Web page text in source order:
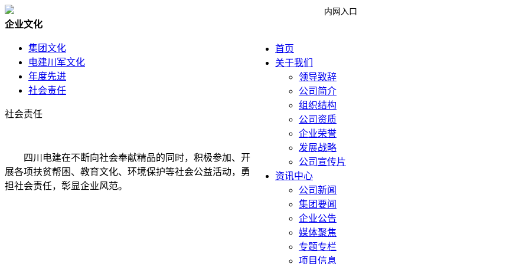
内网入口
首页
关于我们
领导致辞
公司简介
组织结构
公司资质
企业荣誉
发展战略
公司宣传片
资讯中心
公司新闻
集团要闻
企业公告
媒体聚焦
专题专栏
项目信息
企业文化
集团文化
电建川军文化
年度先进
社会责任
社会责任
四川电建在不断向社会奉献精品的同时，积极参加、开
展各项扶贫帮困、教育文化、环境保护等社会公益活动，勇
担社会责任，彰显企业风范。